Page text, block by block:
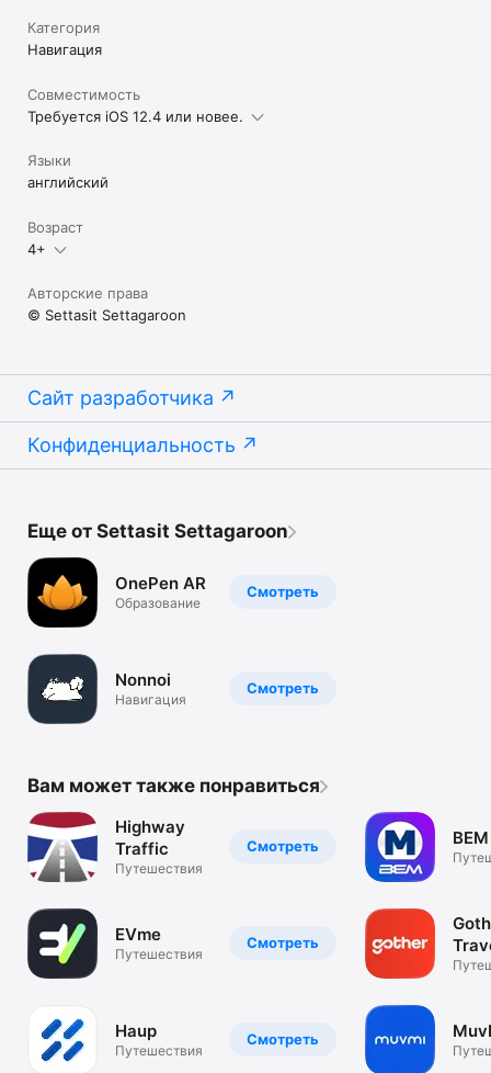
Категория
Навигация
Совместимость
Требуется iOS 12.4 или новее.
Языки
английский
Возраст
4+
Авторские права
© Settasit Settagaroon
Сайт разработчика
Конфиденциальность
Еще от Settasit Settagaroon
Смотреть
OnePen AR
Образование
Смотреть
Nonnoi
Навигация
Вам может также понравиться
Смотреть
Highway
Traffic
Путешествия
Смотреть
EVme
Путешествия
Смотреть
Haup
Путешествия